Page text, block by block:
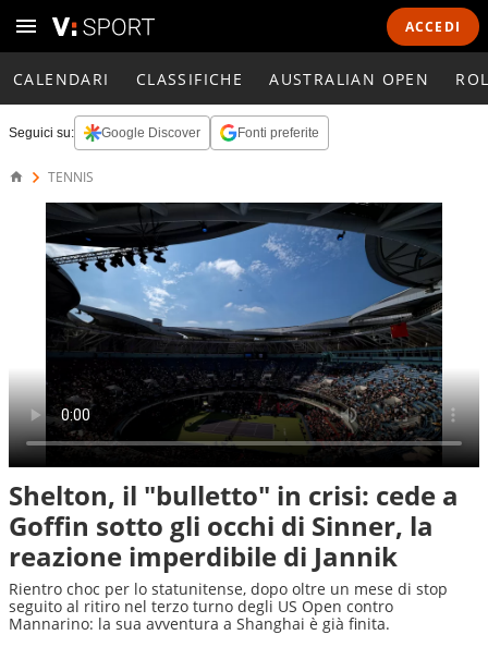
ACCEDI
CALENDARI CLASSIFICHE AUSTRALIAN OPEN
Seguici su: Google Discover Fonti preferite
TENNIS
Shelton, il "bulletto" in crisi: cede a
Goffin sotto gli occhi di Sinner, la
reazione imperdibile di Jannik
Rientro choc per lo statunitense, dopo oltre un mese di stop
seguito al ritiro nel terzo turno degli US Open contro
Mannarino: la sua avventura a Shanghai è già finita.